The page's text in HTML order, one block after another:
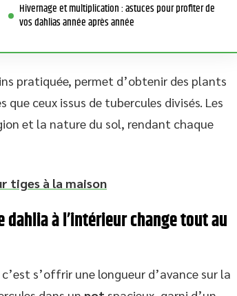
Hivernage et multiplication : astuces pour profiter de
vos dahlias année après année
pratiquée, permet d’obtenir des plants
ceux issus de tubercules divisés. Les
et la nature du sol, rendant chaque
tiges à la maison
à l’intérieur change tout au
c’est s’offrir une longueur d’avance sur la